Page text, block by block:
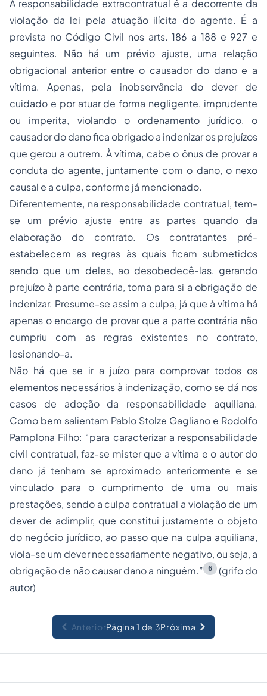
A responsabilidade extracontratual é a decorrente da
violação da lei pela atuação ilícita do agente. É a
prevista no Código Civil nos arts. 186 a 188 e 927 e
seguintes. Não há um prévio ajuste, uma relação
obrigacional anterior entre o causador do dano e a
vítima. Apenas, pela inobservância do dever de
cuidado e por atuar de forma negligente, imprudente
ou imperita, violando o ordenamento jurídico, o
causador do dano fica obrigado a indenizar os prejuízos
que gerou a outrem. À vítima, cabe o ônus de provar a
conduta do agente, juntamente com o dano, o nexo
causal e a culpa, conforme já mencionado.
Diferentemente, na responsabilidade contratual, tem-
se um prévio ajuste entre as partes quando da
elaboração do contrato. Os contratantes pré-
estabelecem as regras às quais ficam submetidos
sendo que um deles, ao desobedecê-las, gerando
prejuízo à parte contrária, toma para si a obrigação de
indenizar. Presume-se assim a culpa, já que à vítima há
apenas o encargo de provar que a parte contrária não
cumpriu com as regras existentes no contrato,
lesionando-a.
Não há que se ir a juízo para comprovar todos os
elementos necessários à indenização, como se dá nos
casos de adoção da responsabilidade aquiliana.
Como bem salientam Pablo Stolze Gagliano e Rodolfo
Pamplona Filho: “para caracterizar a responsabilidade
civil contratual, faz-se mister que a vítima e o autor do
dano já tenham se aproximado anteriormente e se
vinculado para o cumprimento de uma ou mais
prestações, sendo a culpa contratual a violação de um
dever de adimplir, que constitui justamente o objeto
do negócio jurídico, ao passo que na culpa aquiliana,
viola-se um dever necessariamente negativo, ou seja, a
obrigação de não causar dano a ninguém.”
6 (grifo do
autor)
AnteriorPágina 1 de 3Próxima